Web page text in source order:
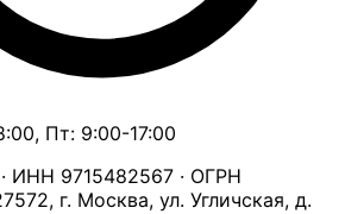
Пт: 9:00-17:00
ИНН 9715482567 · ОГРН
г. Москва, ул. Угличская, д.